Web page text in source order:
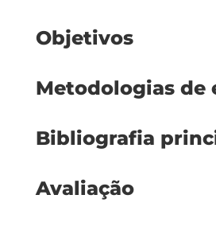
Objetivos
Metodologias de
Bibliografia
Avaliação